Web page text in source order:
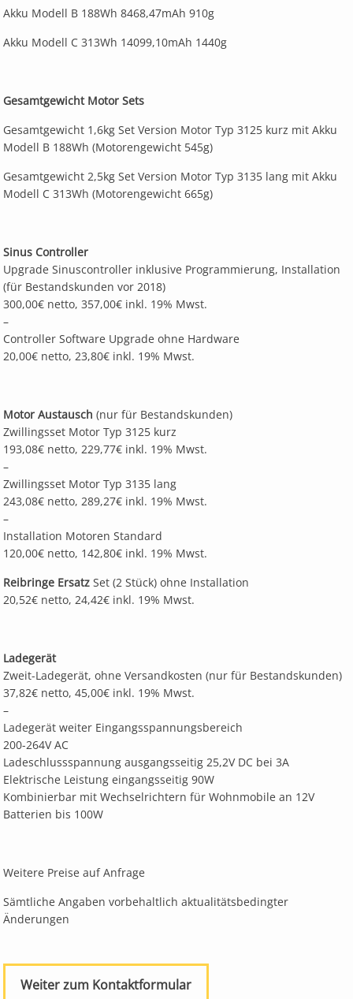
Akku Modell B 188Wh 8468,47mAh 910g
Akku Modell C 313Wh 14099,10mAh 1440g
Gesamtgewicht Motor Sets
Gesamtgewicht 1,6kg Set Version Motor Typ 3125 kurz mit Akku
Modell B 188Wh (Motorengewicht 545g)
Gesamtgewicht 2,5kg Set Version Motor Typ 3135 lang mit Akku
Modell C 313Wh (Motorengewicht 665g)
Sinus Controller
Upgrade Sinuscontroller inklusive Programmierung, Installation
(für Bestandskunden vor 2018)
300,00€ netto, 357,00€ inkl. 19% Mwst.
–
Controller Software Upgrade ohne Hardware
20,00€ netto, 23,80€ inkl. 19% Mwst.
Motor Austausch(nur für Bestandskunden)
Zwillingsset Motor Typ 3125 kurz
193,08€ netto, 229,77€ inkl. 19% Mwst.
–
Zwillingsset Motor Typ 3135 lang
243,08€ netto, 289,27€ inkl. 19% Mwst.
–
Installation Motoren Standard
120,00€ netto, 142,80€ inkl. 19% Mwst.
Reibringe Ersatz Set (2 Stück) ohne Installation
20,52€ netto, 24,42€ inkl. 19% Mwst.
Ladegerät
Zweit-Ladegerät, ohne Versandkosten (nur für Bestandskunden)
37,82€ netto, 45,00€ inkl. 19% Mwst.
–
Ladegerät weiter Eingangsspannungsbereich
200-264V AC
Ladeschlussspannung ausgangsseitig 25,2V DC bei 3A
Elektrische Leistung eingangsseitig 90W
Kombinierbar mit Wechselrichtern für Wohnmobile an 12V
Batterien bis 100W
Weitere Preise auf Anfrage
Sämtliche Angaben vorbehaltlich aktualitätsbedingter
Änderungen
Weiter zum Kontaktformular